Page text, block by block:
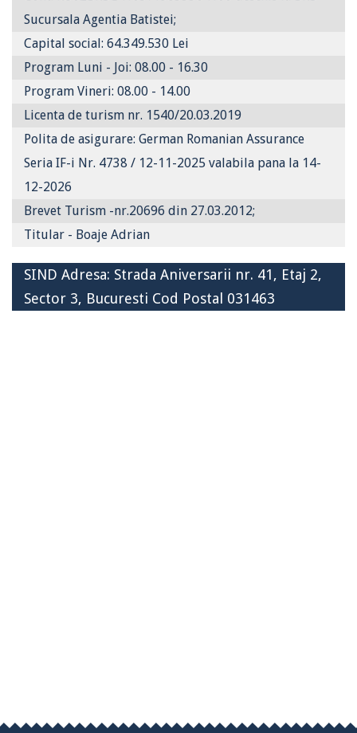
Sucursala Agentia Batistei;
Capital social: 64.349.530 Lei
Program Luni - Joi: 08.00 - 16.30
Program Vineri: 08.00 - 14.00
Licenta de turism nr. 1540/20.03.2019
Polita de asigurare: German Romanian Assurance
Seria IF-i Nr. 4738 / 12-11-2025 valabila pana la 14-
12-2026
Brevet Turism -nr.20696 din 27.03.2012;
Titular - Boaje Adrian
SIND Adresa: Strada Aniversarii nr. 41, Etaj 2,
Sector 3, Bucuresti Cod Postal 031463